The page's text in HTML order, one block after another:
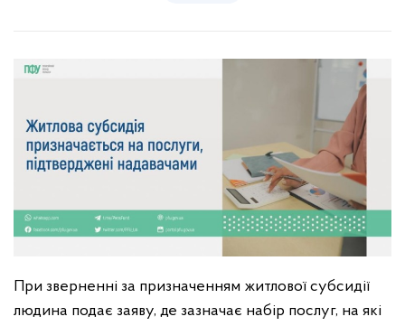
При зверненні за призначенням житлової субсидії
людина подає заяву, де зазначає набір послуг, на які